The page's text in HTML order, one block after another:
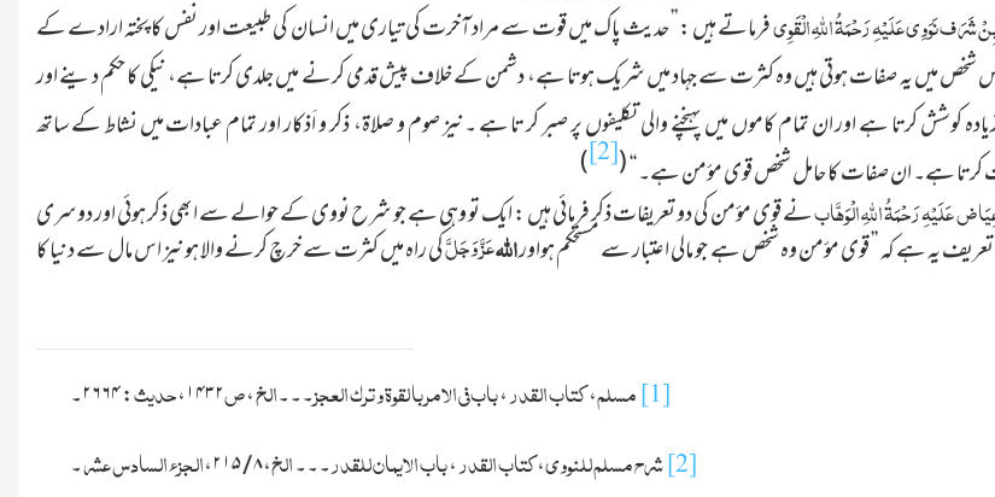
بِنْ شَرَف نَوَوِیعَلَیْہِ رَحْمَۃُ اللّٰہِ الْقَوِیفرماتے ہیں : ’’ حدیث پاک میں قوت سے مراد آخرت کی تیاری میں انسان کی طبیعت اور نفس کا پختہ ارادے کے
میں یہ صفات ہوتی ہیں وہ کثرت سے جہاد میں شریک ہوتا ہے، دشمن کے خلاف پیش قدمی کرنے میں جلدی کرتا ہے، نیکی کا حکم دینے اور
کوشش کرتا ہے اور ان تمام کاموں میں پہنچنے والی تکلیفوں پر صبر کر تا ہے ۔نیز صوم و صلاۃ، ذکر و اَذکار اور تمام عبادات میں نشاط کے ساتھ
کرتا ہے۔ ان صفات کا حامل شخص قوی مؤمن ہے۔ ‘‘(
[2]
)
عَلَیْہِ رَحْمَۃُ اللّٰہِ الْوَھَّابنے قوی مؤمن کی دو تعریفات ذکر فرمائی ہیں : ایک تو وہی ہے جو شرح نووی کے حوالے سے ابھی ذکر ہوئی اور دوسری
تعریف یہ ہے کہ ’’ قوی مؤمن وہ شخص ہے جو مالی اعتبار سے مستحکم ہواوراللہعَزَّ وَجَلَّکی راہ میں کثرت سے خرچ کرنے والا ہونیز اس مال سے دنیا کا
[1] مسلم،کتاب القدر،باب فی الامر با لقوۃ و ترک العجز۔۔۔الخ،ص۱۴۳۲، حدیث:۲۶۶۴۔
[2] شرح مسلم للنووی،کتاب القدر،باب الایمان للقدر۔۔۔الخ،۸/۲۱۵،الجزء السادس عشر۔